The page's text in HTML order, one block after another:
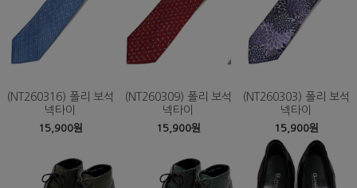
(NT260316) 폴리 보석
넥타이
15,900원
(NT260309) 폴리 보석
넥타이
15,900원
(NT260303) 폴리 보석
넥타이
15,900원